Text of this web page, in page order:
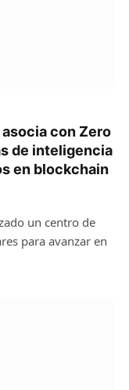
con Zero
de inteligencia
​​en blockchain
un centro de
para avanzar en